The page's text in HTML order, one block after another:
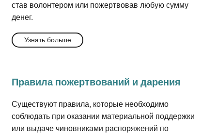
став волонтером или пожертвовав любую сумму
денег.
Узнать больше
Правила пожертвований и дарения
Существуют правила, которые необходимо
соблюдать при оказании материальной поддержки
или выдаче чиновниками распоряжений по